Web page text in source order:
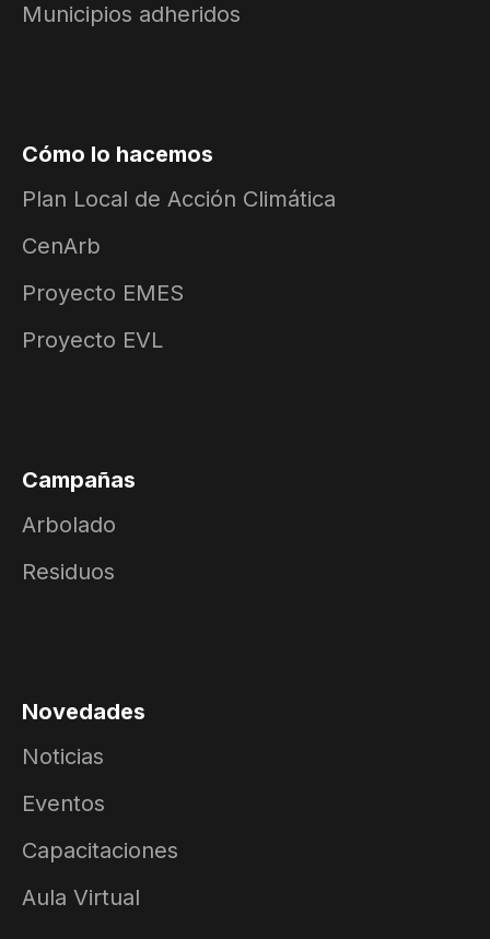
Municipios adheridos
Cómo lo hacemos
Plan Local de Acción Climática
CenArb
Proyecto EMES
Proyecto EVL
Campañas
Arbolado
Residuos
Novedades
Noticias
Eventos
Capacitaciones
Aula Virtual